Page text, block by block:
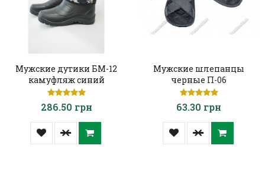
Мужские дутики БМ-12
камуфляж синий
286.50 грн
Мужские шлепанцы
черные П-06
63.30 грн